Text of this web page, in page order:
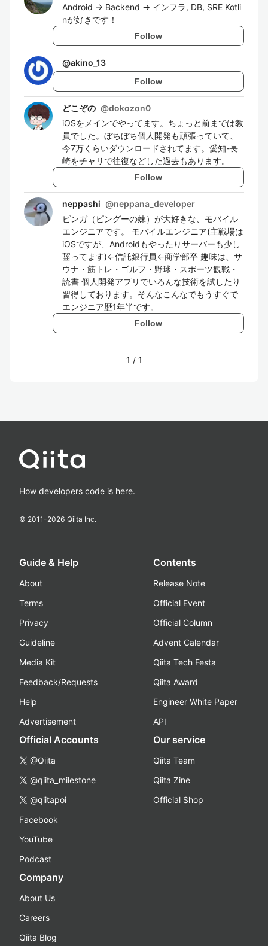
Android → Backend → インフラ, DB, SRE Kotli
nが好きです！
Follow
@akino_13
Follow
どこぞの @dokozon0
iOSをメインでやってます。ちょっと前までは教
員でした。ぼちぼち個人開発も頑張っていて、
今7万くらいダウンロードされてます。愛知-長
崎をチャリで往復などした過去もあります。
Follow
neppashi @neppana_developer
ピンガ（ピングーの妹）が大好きな、モバイル
エンジニアです。 モバイルエンジニア(主戦場は
iOSですが、Androidもやったりサーバーも少し
齧ってます)←信託銀行員←商学部卒 趣味は、サ
ウナ・筋トレ・ゴルフ・野球・スポーツ観戦・
読書 個人開発アプリでいろんな技術を試したり
習得しております。そんなこんなでもうすぐで
エンジニア歴1年半です。
Follow
1 / 1
How developers code is here.
© 2011-2026 Qiita Inc.
Guide & Help
About
Terms
Privacy
Guideline
Media Kit
Feedback/Requests
Help
Advertisement
Contents
Release Note
Official Event
Official Column
Advent Calendar
Qiita Tech Festa
Qiita Award
Engineer White Paper
API
Official Accounts
@Qiita
@qiita_milestone
@qiitapoi
Facebook
YouTube
Podcast
Our service
Qiita Team
Qiita Zine
Official Shop
Company
About Us
Careers
Qiita Blog